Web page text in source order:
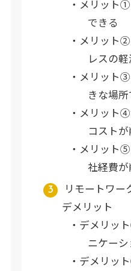
メリット
できる
メリット②
レスの
メリット
きな場
メリット
コスト
メリット
社経費
リモートワー
デメリット
デメリッ
ニケー
デメリッ